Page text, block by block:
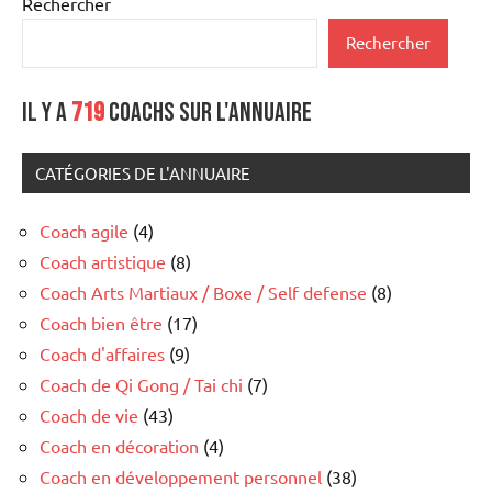
Rechercher
Il y a719coachs sur l'annuaire
CATÉGORIES DE L'ANNUAIRE
Coach agile (4)
Coach artistique (8)
Coach Arts Martiaux / Boxe / Self defense (8)
Coach bien être (17)
Coach d'affaires (9)
Coach de Qi Gong / Tai chi (7)
Coach de vie (43)
Coach en décoration (4)
Coach en développement personnel (38)